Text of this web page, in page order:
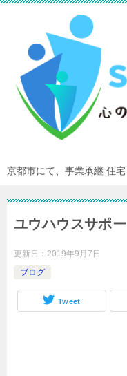
京都市にて、事業承継 住
ユウハウスサポー
更新日： 2019年9月7日
ブログ
Tweet